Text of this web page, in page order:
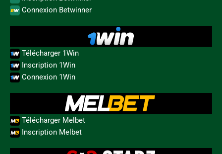
Connexion Betwinner
Télécharger 1Win
Inscription 1Win
Connexion 1Win
Télécharger Melbet
Inscription Melbet